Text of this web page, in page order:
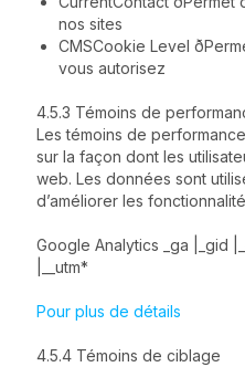
nos sites
CMSCookie Level
vous autorisez
4.5.3 Témoins de
Les témoins de
sur la façon dont les
web. Les données sont
d’améliorer les
Google Analytics _ga |_gid
|__utm*
Pour plus de détails
4.5.4 Témoins de ciblage